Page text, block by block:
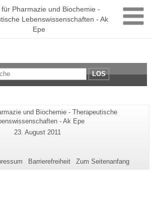
für Pharmazie und Biochemie -
Lebenswissenschaften - Ak
Epe
LOS
Zusätzliche
Informationen
zu
Seite
und Biochemie - Therapeutische
- Ak Epe
Letzte
23. August 2011
Barrierefreiheit Zum Seitenanfang